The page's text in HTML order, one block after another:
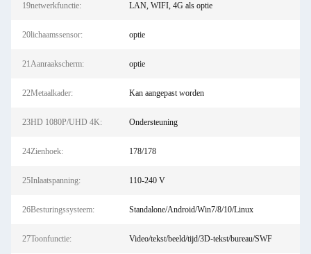
19netwerkfunctie: LAN, WIFI, 4G als optie
20lichaamssensor: optie
21Aanraakscherm: optie
22Metaalkader: Kan aangepast worden
23HD 1080P/UHD 4K: Ondersteuning
24Zienhoek: 178/178
25Inlaatspanning: 110-240 V
26Besturingssysteem: Standalone/Android/Win7/8/10/Linux
27Toonfunctie: Video/tekst/beeld/tijd/3D-tekst/bureau/SWF